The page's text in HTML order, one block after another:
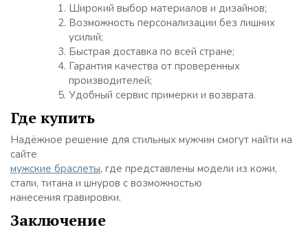
Широкий выбор материалов и дизайнов;
Возможность персонализации без лишних
усилий;
Быстрая доставка по всей стране;
Гарантия качества от проверенных
производителей;
Удобный сервис примерки и возврата.
Где купить
Надёжное решение для стильных мужчин смогут найти на
сайте
мужские браслеты, где представлены модели из кожи,
стали, титана и шнуров с возможностью
нанесения гравировки.
Заключение